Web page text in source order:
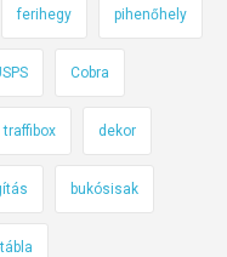
ferihegy pihenőhely
Cobra
traffibox dekor
bukósisak